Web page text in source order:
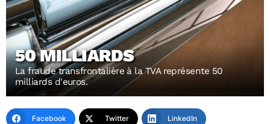
50 MILLIARDS
La fraude transfrontalière à la TVA représente 50
milliards d'euros.
Facebook Twitter LinkedIn